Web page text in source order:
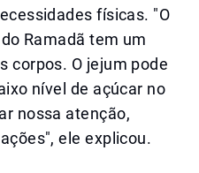
físicas. "O
Ramadã tem um
corpos. O jejum pode
nível de açúcar no
nossa atenção,
ele explicou.